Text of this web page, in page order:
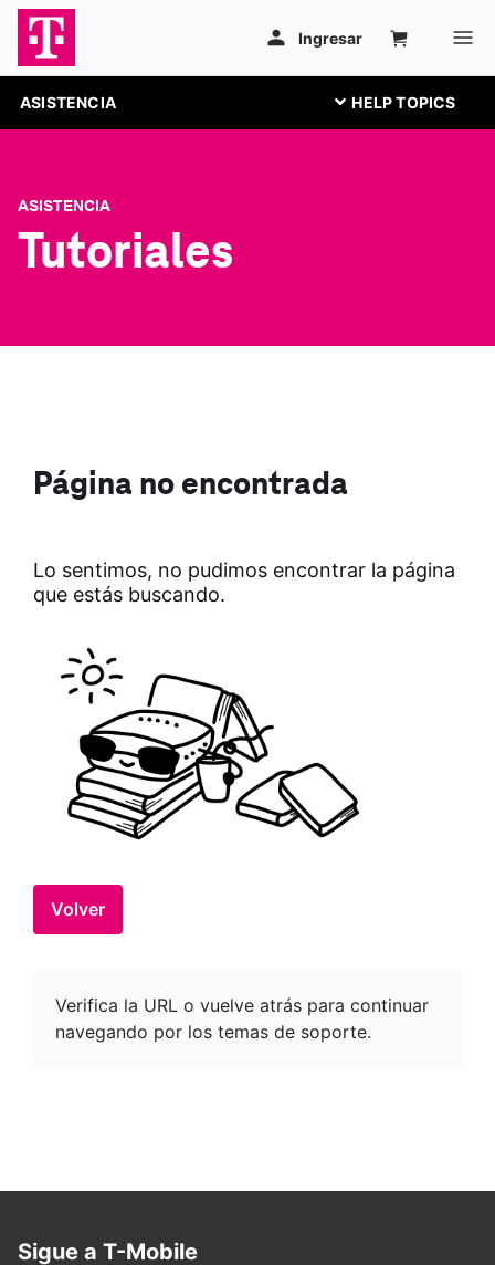
ASISTENCIA
ASISTENCIA
Tutoriales